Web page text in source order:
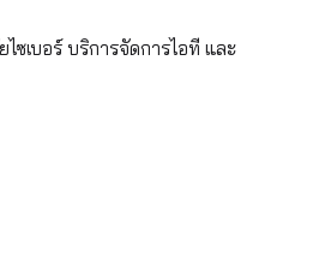
เบอร์ บริการจัดการไอที และ